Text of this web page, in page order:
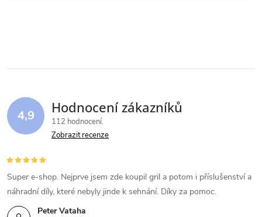
4,9 Hodnocení zákazníků
112 hodnocení
Zobrazit recenze
Peter Vataha
Super e-shop. Nejprve jsem zde koupil gril a potom i příslušenství a
náhradní díly, které nebyly jinde k sehnání. Díky za pomoc.